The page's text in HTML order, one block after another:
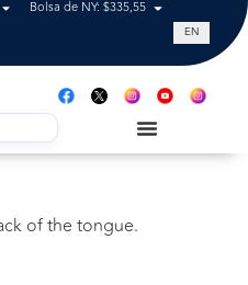
Bolsa de NY: $335,55 Tasa de
EN
of the tongue.